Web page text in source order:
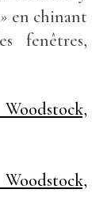
en chinant
fenêtres,